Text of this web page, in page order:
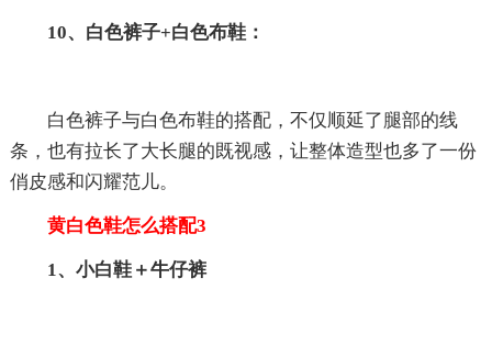
10、白色裤子+白色布鞋：
白色裤子与白色布鞋的搭配，不仅顺延了腿部的线
条，也有拉长了大长腿的既视感，让整体造型也多了一份
俏皮感和闪耀范儿。
黄白色鞋怎么搭配3
1、小白鞋＋牛仔裤